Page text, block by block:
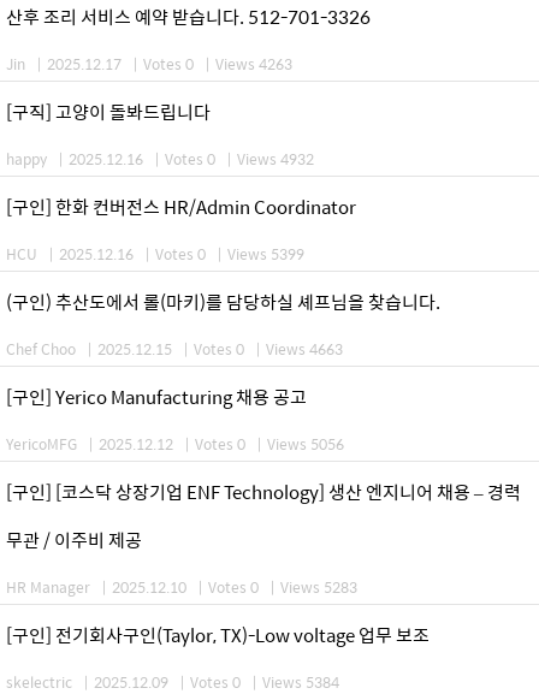
산후 조리 서비스 예약 받습니다. 512-701-3326
Jin | 2025.12.17 | Votes 0 | Views 4263
[구직] 고양이 돌봐드립니다
happy | 2025.12.16 | Votes 0 | Views 4932
[구인] 한화 컨버전스 HR/Admin Coordinator
HCU | 2025.12.16 | Votes 0 | Views 5399
(구인) 추산도에서 롤(마키)를 담당하실 셰프님을 찾습니다.
Chef Choo | 2025.12.15 | Votes 0 | Views 4663
[구인] Yerico Manufacturing 채용 공고
YericoMFG | 2025.12.12 | Votes 0 | Views 5056
[구인] [코스닥 상장기업 ENF Technology] 생산 엔지니어 채용 – 경력
무관 / 이주비 제공
HR Manager | 2025.12.10 | Votes 0 | Views 5283
[구인] 전기회사구인(Taylor, TX)-Low voltage 업무 보조
skelectric | 2025.12.09 | Votes 0 | Views 5384